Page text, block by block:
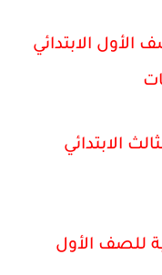
الأول الابتدائي
الابتدائي
للصف الأول